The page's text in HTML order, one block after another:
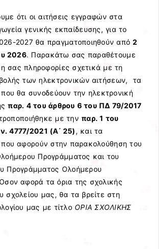
ότι οι αιτήσεις εγγραφών στα
γενικής εκπαίδευσης, για το
2027 θα πραγματοποιηθούν από2
2026. Παρακάτω σας παραθέτουμε
σας πληροφορίες σχετικά με τη
των ηλεκτρονικών αιτήσεων, τα
που θα συνοδεύουν την ηλεκτρονική
παρ. 4 του άρθρου 6 του ΠΔ 79/2017
με τηνπαρ. 1 του
4777/2021 (Α΄ 25), και τα
που αφορούν στην παρακολούθηση του
Προγράμματος και του
Προγράμματος Ολοήμερου
αφορά τα όρια της σχολικής
σχολείου μας, θα τα βρείτε στη
μας με τίτλο ΟΡΙΑ ΣΧΟΛΙΚΗΣ